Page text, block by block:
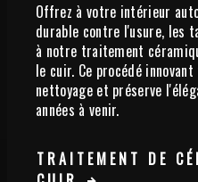
Offrez à votre intérieur
durable contre l'usure, les
à notre traitement
le cuir. Ce procédé
nettoyage et préserve
années à venir.
TRAITEMENT DE